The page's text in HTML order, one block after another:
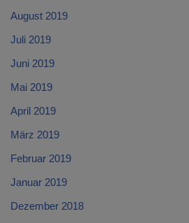
August 2019
Juli 2019
Juni 2019
Mai 2019
April 2019
März 2019
Februar 2019
Januar 2019
Dezember 2018